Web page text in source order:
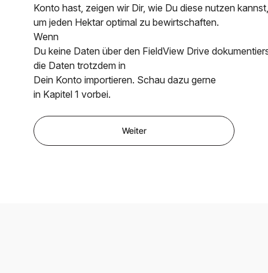
Konto hast, zeigen wir Dir, wie Du diese nutzen kannst,
um jeden Hektar optimal zu bewirtschaften.
Wenn
Du keine Daten über den FieldView Drive
die Daten trotzdem in
Dein Konto importieren. Schau dazu gerne
in Kapitel 1 vorbei.
Weiter